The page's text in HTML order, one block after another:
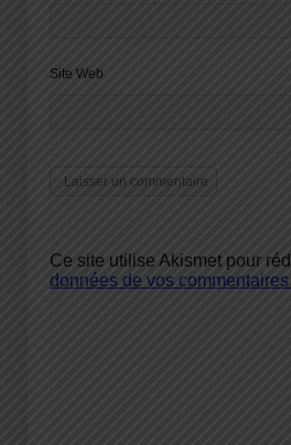
Site Web
Ce site utilise Akismet pour
données de vos